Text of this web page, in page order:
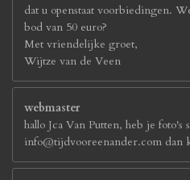
dat u openstaat voorbiedingen.
bod van 50 euro?
Met vriendelijke groet,
Wijtze van de Veen
webmaster
hallo Jca Van Putten, heb je foto's
info@tijdvooreenander.com dan